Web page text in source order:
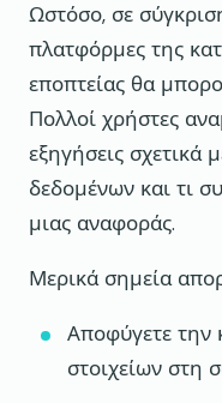
Ωστόσο, σε
πλατφόρμες της
εποπτείας θα
Πολλοί χρήστες
εξηγήσεις σχετικά
δεδομένων και τι
μιας αναφοράς.
Μερικά σημεία
Αποφύγετε την
στοιχείων στη